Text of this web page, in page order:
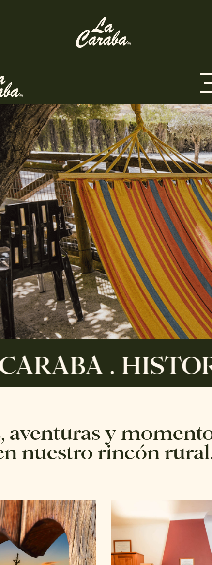
. HISTORIAS
aventuras y
nuestro rincón